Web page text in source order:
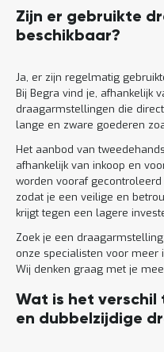
Zijn er gebruikte
beschikbaar?
Ja, er zijn regelmatig
Bij Begra vind je, afhankelijk
draagarmstellingen die
lange en zware goederen
Het aanbod van
afhankelijk van inkoop en
worden vooraf
zodat je een veilige en
krijgt tegen een lagere
Zoek je een
onze specialisten voor meer
Wij denken graag met je
Wat is het verschil
en dubbelzijdige